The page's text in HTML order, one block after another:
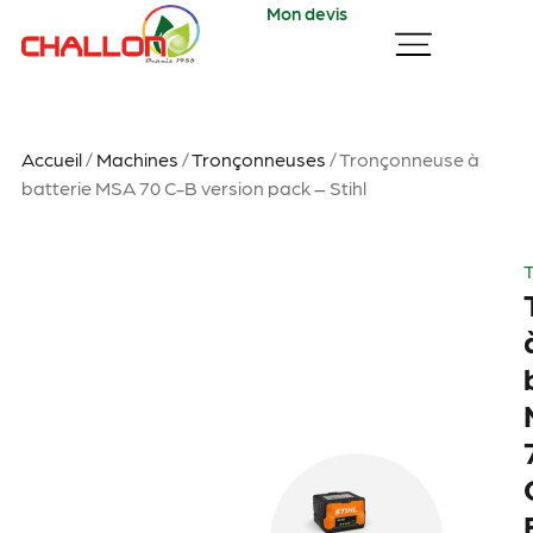
Mon devis
Accueil/ Machines /Tronçonneuses / Tronçonneuse à
batterie MSA 70 C-B version pack – Stihl